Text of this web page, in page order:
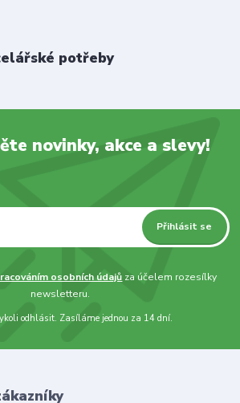
potřeby
novinky, akce a slevy!
Přihlásit se
osobních údajů za účelem rozesílky
newsletteru.
odhlásit. Zasíláme jednou za 14 dní.